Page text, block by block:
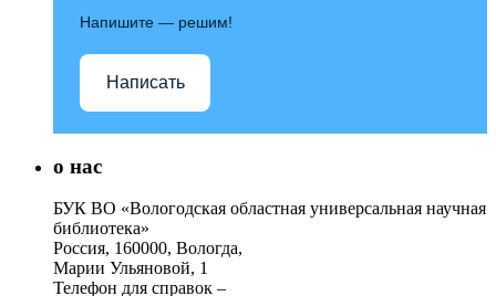
Напишите — решим!
Написать
о нас
БУК ВО «Вологодская областная универсальная научная
библиотека»
Россия, 160000, Вологда,
Марии Ульяновой, 1
Телефон для справок –